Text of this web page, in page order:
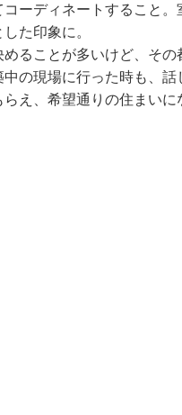
ーディネートすること。
た印象に。
ることが多いけど、その
の現場に行った時も、話
え、希望通りの住まいに